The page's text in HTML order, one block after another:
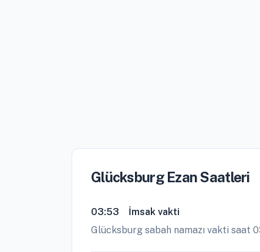
Glücksburg Ezan Saatleri
03:53
İmsak vakti
Glücksburg sabah namazı vakti saat